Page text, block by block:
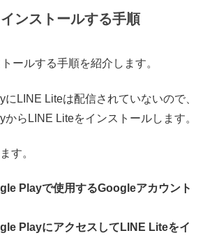
ンストールする手順
ールする手順を紹介します。
にLINE Liteは配信されていないので、
らLINE Liteをインストールします。
す。
Playで使用するGoogleアカウント
PlayにアクセスしてLINE Liteをイ